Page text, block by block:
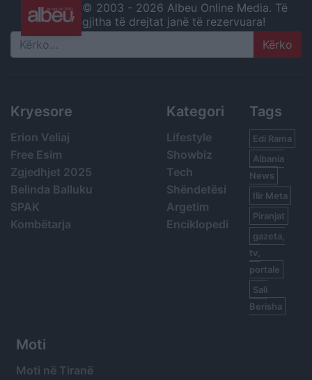
© 2003 - 2026 Albeu Online Media. Të
gjitha të drejtat janë të rezervuara!
Search
Kryesore
Erion Veliaj
Free Esim
Zgjedhjet 2025
Belinda Balluku
SPAK
Kombëtarja
Kategori
Lifestyle
Showbiz
Tech
Shëndetësi
Argetim
Enciklopedi
Tags
Edi Rama
Albania
News
Ilir Meta
Piranjat
gazeta,
tv,
portale
Sali
Berisha
Moti
Moti në Tiranë